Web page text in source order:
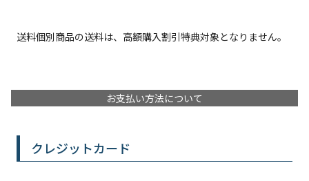
送料個別商品の送料は、高額購入割引特典対象となりません。
お支払い方法について
クレジットカード